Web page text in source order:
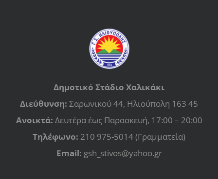
Δημοτικό Στάδιο Χαλικάκι
Διεύθυνση: Σαρωνικού 44, Ηλιούπολη 163 45
Ανοικτά: Δευτέρα έως Παρασκευή, 17:00 – 20:00
Τηλέφωνο: 210 975-5014 (Γραμματεία)
Email: gsh_stivos@yahoo.gr